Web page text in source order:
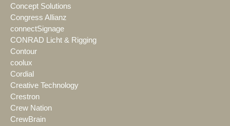
Concept Solutions
Congress Allianz
connectSignage
CONRAD Licht & Rigging
Contour
coolux
Cordial
Creative Technology
Crestron
Crew Nation
CrewBrain